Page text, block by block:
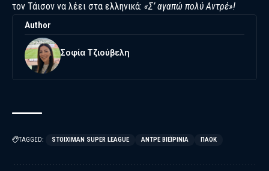
τον Τάισον να λέει στα ελληνικά: «Σ’ αγαπώ πολύ Αντρέ»!
Author
Σοφία Τζιούβελη
TAGGED: STOIXIMAN SUPER LEAGUE ΑΝΤΡΈ ΒΙΕΪΡΊΝΙΑ ΠΑΟΚ